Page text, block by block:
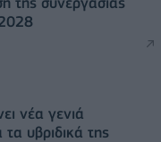
νέα γενιά
υβριδικά της